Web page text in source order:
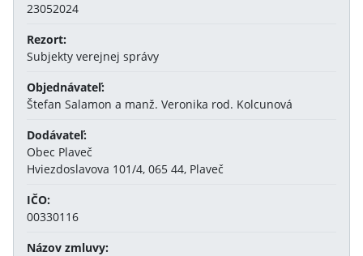
23052024
Rezort:
Subjekty verejnej správy
Objednávateľ:
Štefan Salamon a manž. Veronika rod. Kolcunová
Dodávateľ:
Obec Plaveč
Hviezdoslavova 101/4, 065 44, Plaveč
IČO:
00330116
Názov zmluvy: